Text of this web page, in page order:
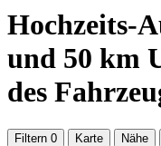
Hochzeits-
und 50 km
des
Filtern 0 Karte Nähe